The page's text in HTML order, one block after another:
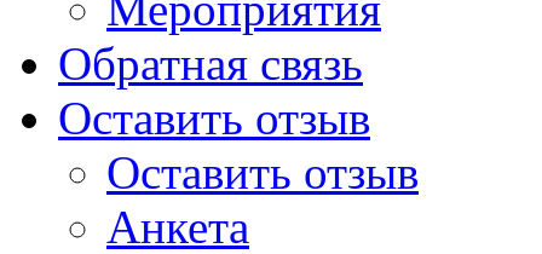
Обратная связь
Оставить отзыв
Оставить отзыв
Анкета